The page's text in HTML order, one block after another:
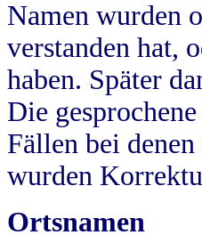
Namen wurden
verstanden hat,
haben. Später
Die
Fällen bei
wurden
Ortsnamen